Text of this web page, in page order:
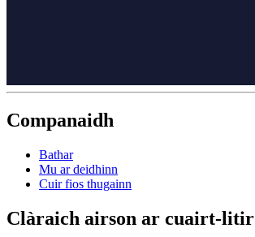
Companaidh
Bathar
Mu ar deidhinn
Cuir fios thugainn
Clàraich airson ar cuairt-litir